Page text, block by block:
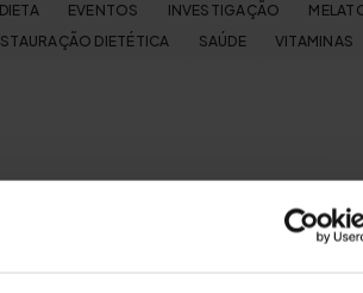
DIETA EVENTOS INVESTIGAÇÃO
DIETÉTICA SAÚDE VITAMINAS